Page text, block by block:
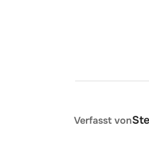
Verfasst von